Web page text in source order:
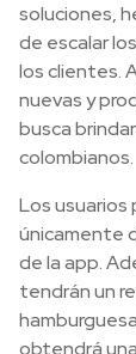
soluciones,
de escalar
los clientes.
nuevas y
busca
colombianos.
Los usuarios
únicamente
de la app.
tendrán un
obtendrá